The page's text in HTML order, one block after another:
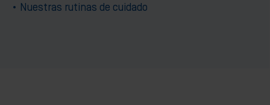
Nuestras rutinas de cuidado